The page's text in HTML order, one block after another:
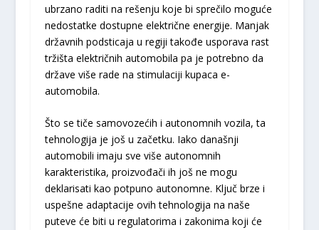
ubrzano raditi na rešenju koje bi sprečilo moguće
nedostatke dostupne električne energije. Manjak
državnih podsticaja u regiji takođe usporava rast
tržišta električnih automobila pa je potrebno da
države više rade na stimulaciji kupaca e-
automobila.
Što se tiče samovozećih i autonomnih vozila, ta
tehnologija je još u začetku. Iako današnji
automobili imaju sve više autonomnih
karakteristika, proizvođači ih još ne mogu
deklarisati kao potpuno autonomne. Ključ brze i
uspešne adaptacije ovih tehnologija na naše
puteve će biti u regulatorima i zakonima koji će